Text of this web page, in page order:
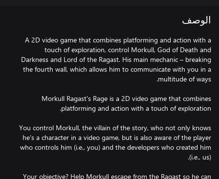
الوصف
A 2D video game that combines platforming and action with a
touch of exploration, control Morkull, God of Death and
Darkness and Lord of the Ragast. His main mechanic – breaking
the fourth wall, which allows him to communicate with you in a
Morkull Ragast's Rage is a 2D video game that combines
You control Morkull, the villain of the story, who not only knows
he's a character in a video game, but is also aware of the player
who controls him (i.e., you) and the developers who created him
Your objective? Help Morkull escape from the Ragast so he can